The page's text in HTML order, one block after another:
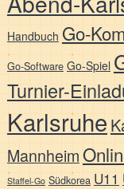
Handbuch Go-
Go-Software Go-Spiel
Turnier-
Karlsruhe
Mannheim
Staffel-Go Südkorea U11